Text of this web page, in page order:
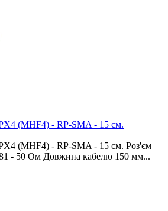
(MHF4) - RP-SMA - 15 см.
(MHF4) - RP-SMA - 15 см. Роз'єм
- 50 Ом Довжина кабелю 150 мм. ​ ..